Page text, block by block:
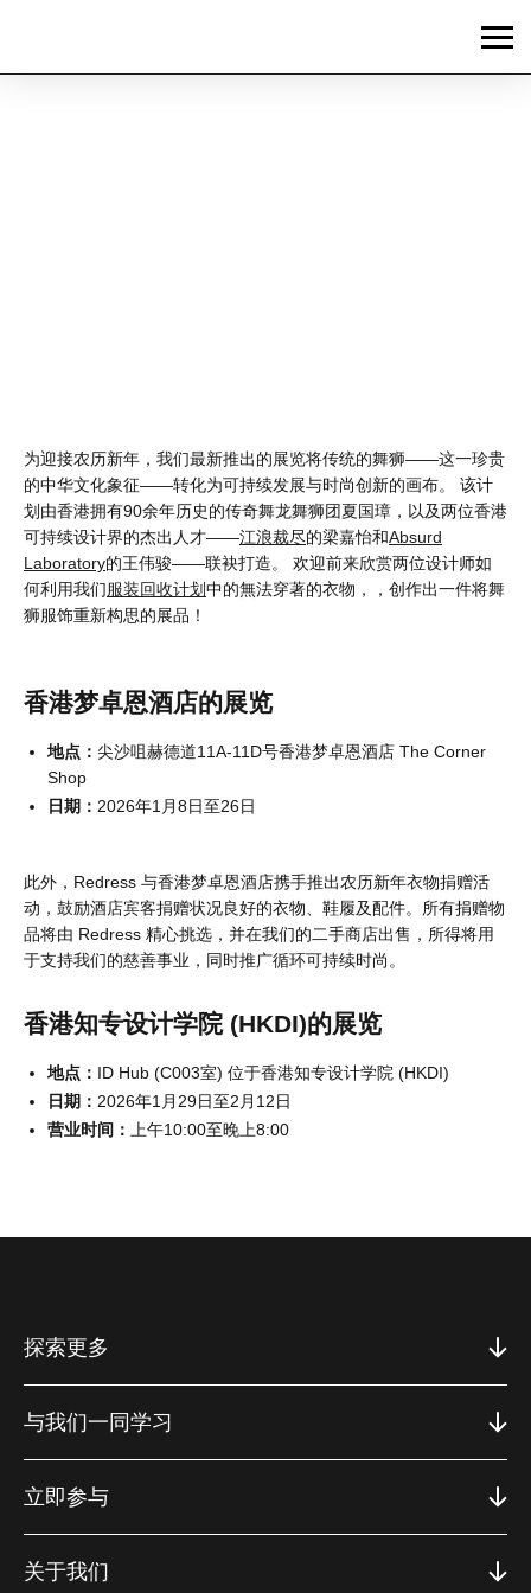
为迎接农历新年，我们最新推出的展览将传统的舞狮——这一珍贵
的中华文化象征——转化为可持续发展与时尚创新的画布。 该计
划由香港拥有90余年历史的传奇舞龙舞狮团夏国璋，以及两位香港
可持续设计界的杰出人才——江浪裁尽的梁嘉怡和Absurd
Laboratory的王伟骏——联袂打造。 欢迎前来欣赏两位设计师如
何利用我们服装回收计划中的無法穿著的衣物，，创作出一件将舞
狮服饰重新构思的展品！
香港梦卓恩酒店的展览
地点： 尖沙咀赫德道11A-11D号香港梦卓恩酒店 The Corner
Shop
日期： 2026年1月8日至26日
此外，Redress 与香港梦卓恩酒店携手推出农历新年衣物捐赠活
动，鼓励酒店宾客捐赠状况良好的衣物、鞋履及配件。所有捐赠物
品将由 Redress 精心挑选，并在我们的二手商店出售，所得将用
于支持我们的慈善事业，同时推广循环可持续时尚。
香港知专设计学院 (HKDI)的展览
地点： ID Hub (C003室) 位于香港知专设计学院 (HKDI)
日期： 2026年1月29日至2月12日
营业时间：
上午10:00至晚上8:00
探索更多
与我们一同学习
立即参与
关于我们